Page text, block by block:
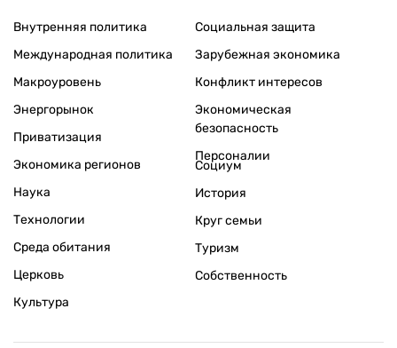
Внутренняя политика
Международная политика
Макроуровень
Энергорынок
Приватизация
Экономика регионов
Социальная защита
Зарубежная экономика
Конфликт интересов
Экономическая
безопасность
Персоналии
Наука
Технологии
Среда обитания
Церковь
Культура
Социум
История
Круг семьи
Туризм
Собственность